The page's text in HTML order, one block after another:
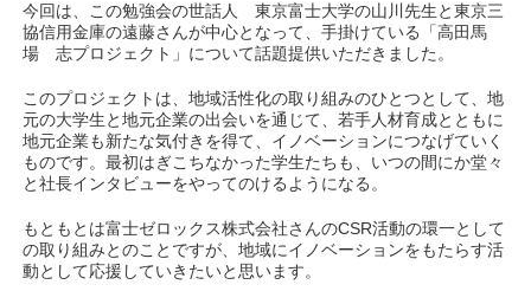
今回は、この勉強会の世話人 東京富士大学の山川先生と東京三
協信用金庫の遠藤さんが中心となって、手掛けている「高田馬
場 志プロジェクト」について話題提供いただきました。
このプロジェクトは、地域活性化の取り組みのひとつとして、地
元の大学生と地元企業の出会いを通じて、若手人材育成とともに
地元企業も新たな気付きを得て、イノベーションにつなげていく
ものです。最初はぎこちなかった学生たちも、いつの間にか堂々
と社長インタビューをやってのけるようになる。
もともとは富士ゼロックス株式会社さんのCSR活動の環一として
の取り組みとのことですが、地域にイノベーションをもたらす活
動として応援していきたいと思います。